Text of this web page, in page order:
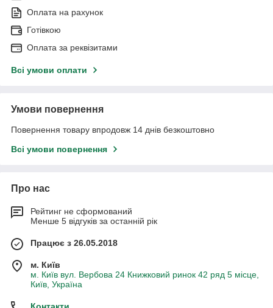
Оплата на рахунок
Готівкою
Оплата за реквізитами
Всі умови оплати
Умови повернення
Повернення товару впродовж 14 днів безкоштовно
Всі умови повернення
Про нас
Рейтинг не сформований
Менше 5 відгуків за останній рік
Працює з 26.05.2018
м. Київ
м. Київ вул. Вербова 24 Книжковий ринок 42 ряд 5 місце,
Київ, Україна
Контакти